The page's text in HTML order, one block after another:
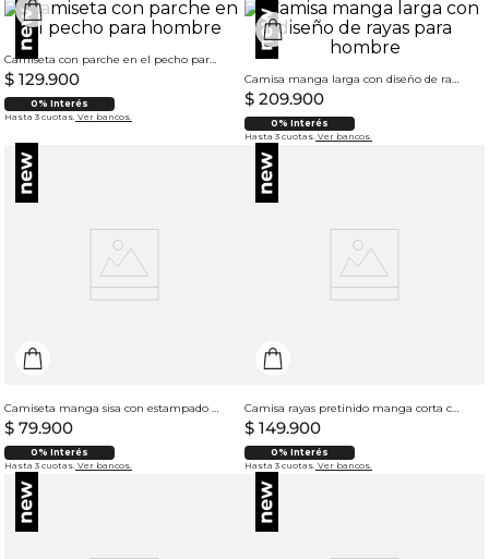
Camiseta con parche en el pecho para hombre
$ 129.900
0% Interés
Hasta 3 cuotas. Ver bancos.
Camisa manga larga con diseño de rayas para hombre
$ 209.900
0% Interés
Hasta 3 cuotas. Ver bancos.
Camiseta manga sisa con estampado localizado para mujer
$ 79.900
0% Interés
Hasta 3 cuotas. Ver bancos.
Camisa rayas pretinido manga corta cuello polo para hombre
$ 149.900
0% Interés
Hasta 3 cuotas. Ver bancos.